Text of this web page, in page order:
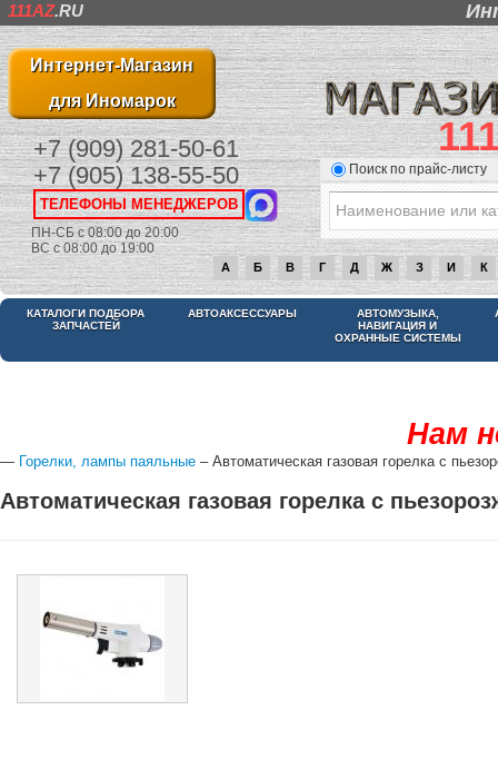
111AZ.RU
Интернет-Магазин
для Иномарок
+7 (909) 281-50-61
+7 (905) 138-55-50
ТЕЛЕФОНЫ МЕНЕДЖЕРОВ
ПН-СБ с 08:00 до 20:00
ВС с 08:00 до 19:00
Поиск по прайс-листу
А Б В Г Д Ж З И К
КАТАЛОГИ ПОДБОРА
ЗАПЧАСТЕЙ
АВТОАКСЕССУАРЫ
АВТОМУЗЫКА,
НАВИГАЦИЯ И
ОХРАННЫЕ СИСТЕМЫ
Нам
— Горелки, лампы паяльные – Автоматическая газовая горелка с
Автоматическая газовая горелка с